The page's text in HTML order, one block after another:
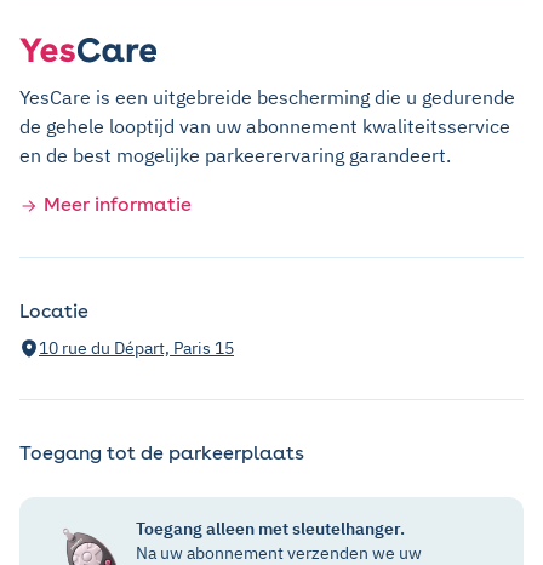
YesCare is een uitgebreide bescherming die u gedurende
de gehele looptijd van uw abonnement kwaliteitsservice
en de best mogelijke parkeerervaring garandeert.
Meer informatie
Locatie
10 rue du Départ, Paris 15
Toegang tot de parkeerplaats
Toegang alleen met sleutelhanger.
Na uw abonnement verzenden we uw